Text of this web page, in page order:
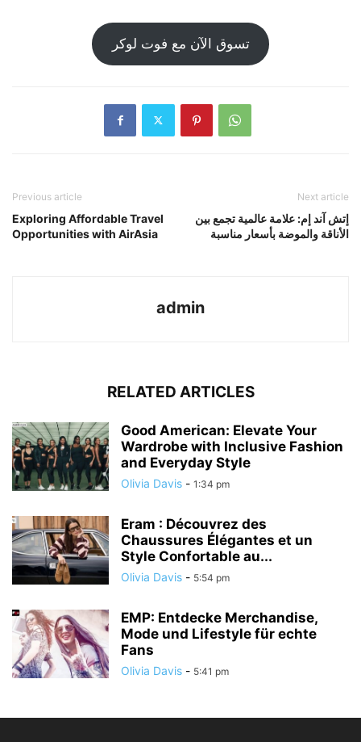
تسوق الآن مع فوت لوكر
Previous article
Exploring Affordable Travel
Opportunities with AirAsia
Next article
إتش آند إم: علامة عالمية تجمع بين
الأناقة والموضة بأسعار مناسبة
admin
RELATED ARTICLES
Good American: Elevate Your
Wardrobe with Inclusive Fashion
and Everyday Style
Olivia Davis - 1:34 pm
Eram : Découvrez des
Chaussures Élégantes et un
Style Confortable au...
Olivia Davis - 5:54 pm
EMP: Entdecke Merchandise,
Mode und Lifestyle für echte
Fans
Olivia Davis - 5:41 pm